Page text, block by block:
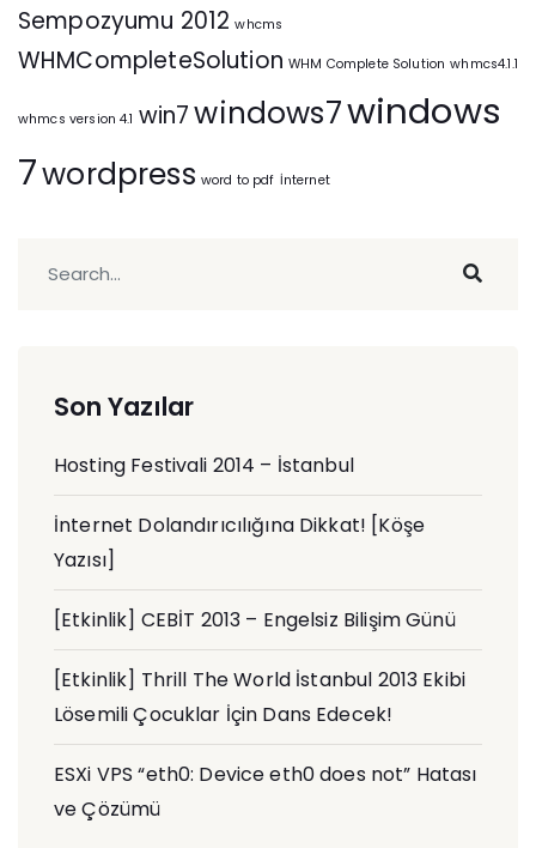
Sempozyumu 2012 whcms
WHMCompleteSolution WHM Complete Solution whmcs4.1.1
whmcs version 4.1 win7 windows7windows
7wordpress word to pdf İnternet
Son Yazılar
Hosting Festivali 2014 – İstanbul
İnternet Dolandırıcılığına Dikkat! [Köşe
Yazısı]
[Etkinlik] CEBİT 2013 – Engelsiz Bilişim Günü
[Etkinlik] Thrill The World İstanbul 2013 Ekibi
Lösemili Çocuklar İçin Dans Edecek!
ESXi VPS “eth0: Device eth0 does not” Hatası
ve Çözümü